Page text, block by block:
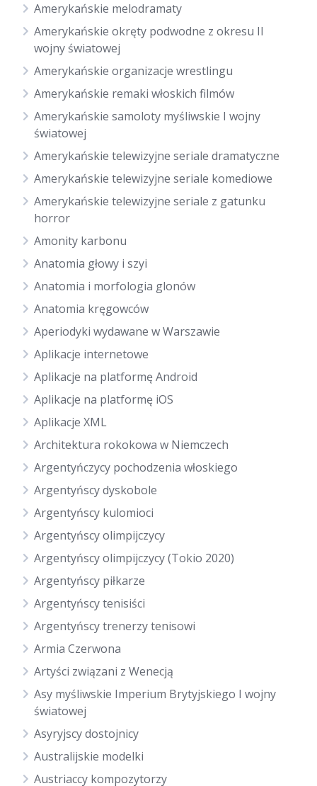
Amerykańskie melodramaty
Amerykańskie okręty podwodne z okresu II
wojny światowej
Amerykańskie organizacje wrestlingu
Amerykańskie remaki włoskich filmów
Amerykańskie samoloty myśliwskie I wojny
światowej
Amerykańskie telewizyjne seriale dramatyczne
Amerykańskie telewizyjne seriale komediowe
Amerykańskie telewizyjne seriale z gatunku
horror
Amonity karbonu
Anatomia głowy i szyi
Anatomia i morfologia glonów
Anatomia kręgowców
Aperiodyki wydawane w Warszawie
Aplikacje internetowe
Aplikacje na platformę Android
Aplikacje na platformę iOS
Aplikacje XML
Architektura rokokowa w Niemczech
Argentyńczycy pochodzenia włoskiego
Argentyńscy dyskobole
Argentyńscy kulomioci
Argentyńscy olimpijczycy
Argentyńscy olimpijczycy (Tokio 2020)
Argentyńscy piłkarze
Argentyńscy tenisiści
Argentyńscy trenerzy tenisowi
Armia Czerwona
Artyści związani z Wenecją
Asy myśliwskie Imperium Brytyjskiego I wojny
światowej
Asyryjscy dostojnicy
Australijskie modelki
Austriaccy kompozytorzy